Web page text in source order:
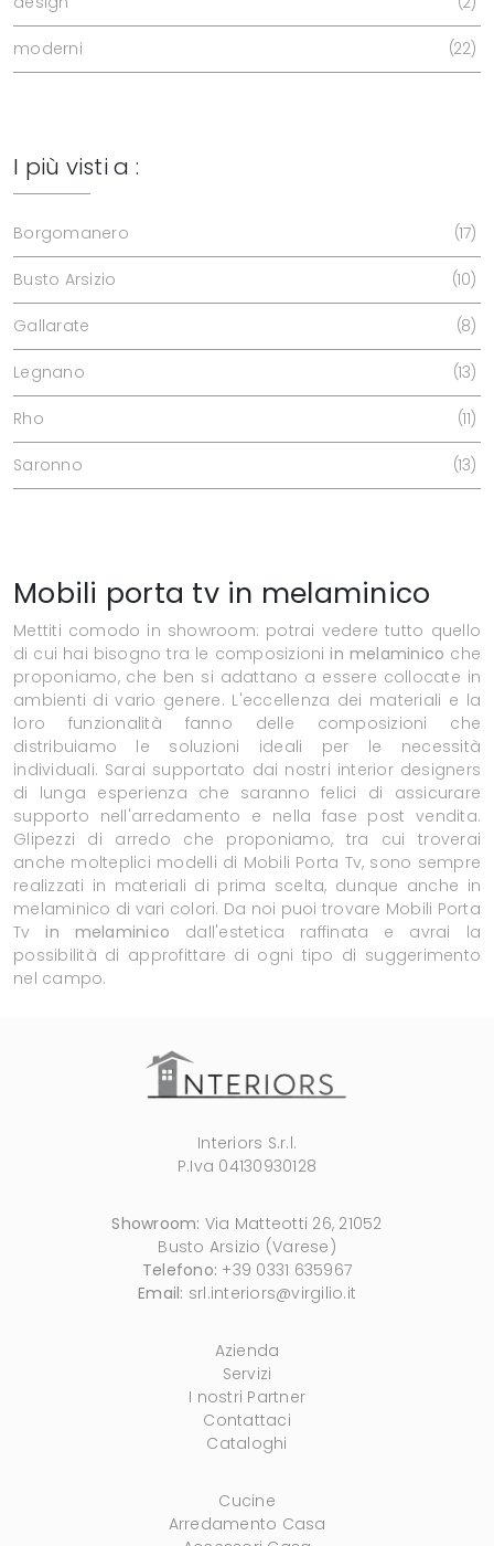
moderni 22
I più visti a :
Borgomanero 17
Busto Arsizio 10
Gallarate 8
Legnano 13
Rho 11
Saronno 13
Mobili porta tv in melaminico
Mettiti comodo in showroom: potrai vedere tutto quello
di cui hai bisogno tra le composizioniin melaminico che
proponiamo, che ben si adattano a essere collocate in
ambienti di vario genere. L'eccellenza dei materiali e la
loro funzionalità fanno delle composizioni che
distribuiamo le soluzioni ideali per le necessità
individuali. Sarai supportato dai nostri interior designers
di lunga esperienza che saranno felici di assicurare
supporto nell'arredamento e nella fase post vendita.
Glipezzi di arredo che proponiamo, tra cui troverai
anche molteplici modelli di Mobili Porta Tv, sono sempre
realizzati in materiali di prima scelta, dunque anche in
melaminico di vari colori. Da noi puoi trovare Mobili Porta
Tvin melaminico dall'estetica raffinata e avrai la
possibilità di approfittare di ogni tipo di suggerimento
nel campo.
Interiors S.r.l.
P.Iva 04130930128
Showroom: Via Matteotti 26, 21052
Busto Arsizio (Varese)
Telefono: +39 0331 635967
Email: srl.interiors@virgilio.it
Azienda
Servizi
I nostri Partner
Contattaci
Cataloghi
Cucine
Arredamento Casa